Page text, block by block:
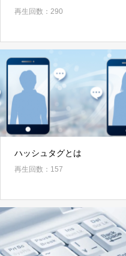
再生回数：290
ハッシュタグとは
再生回数：157